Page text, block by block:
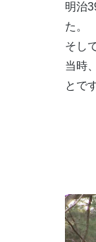
明治
た。
そし
当時
とで